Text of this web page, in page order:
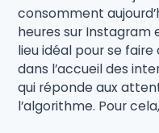
consomment
heures sur Instagram
lieu idéal pour se
dans l’accueil des
qui réponde aux
l’algorithme. Pour